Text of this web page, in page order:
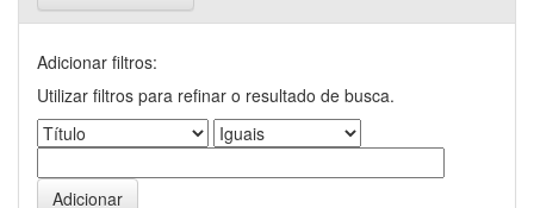
Adicionar filtros:
Utilizar filtros para refinar o resultado de busca.